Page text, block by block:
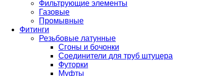
Фильтрующие элементы
Газовые
Промывные
Фитинги
Резьбовые латунные
Сгоны и бочонки
Соединители для труб штуцера
Футорки
Муфты